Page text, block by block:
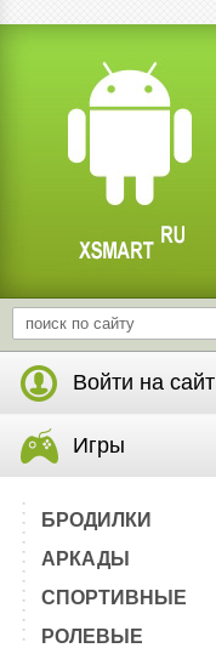
Войти на сайт
Игры
БРОДИЛКИ
АРКАДЫ
СПОРТИВНЫЕ
РОЛЕВЫЕ